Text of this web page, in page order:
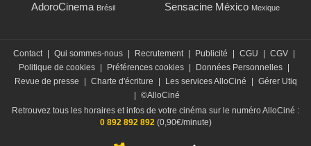
AdoroCinema Brésil Sensacine México Mexique
Contact Qui sommes-nous Recrutement Publicité CGU CGV
Politique de cookies
Préférences cookies Données Personnelles
Revue de presse
Charte d'écriture Les services AlloCiné
Gérer Utiq
©AlloCiné
Retrouvez tous les horaires et infos de votre cinéma sur le numéro AlloCiné :
0 892 892 892(0,90€/minute)